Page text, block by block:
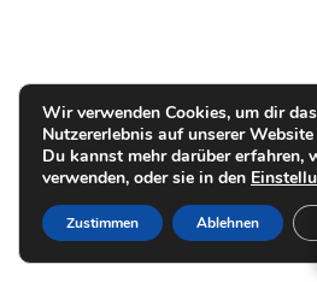
Wir verwenden Cookies, um dir
Nutzererlebnis auf unserer
Du kannst mehr darüber erfahren,
verwenden, oder sie in den
Zustimmen Ablehnen